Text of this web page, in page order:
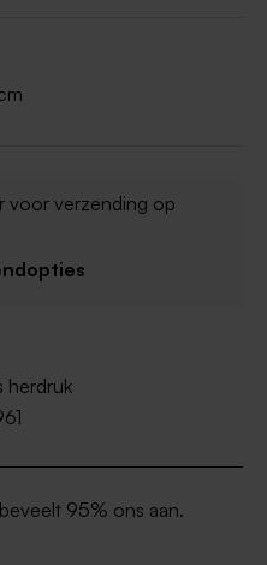
40°, geen
niet in droogkast,
voor verzending op
herdruk
95% ons aan.